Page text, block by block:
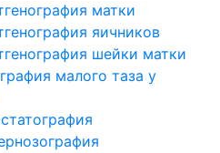
матки
яичников
шейки матки
малого таза у